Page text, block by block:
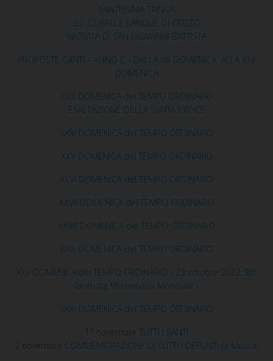
SANTISSIMA TRINITÀ
SS. CORPO E SANGUE DI CRISTO
NATIVITÀ DI SAN GIOVANNI BATTISTA
PROPOSTE CANTI – ANNO C - DALLA XIII DOMENICA ALLA XXII
DOMENICA
XXIII DOMENICA del TEMPO ORDINARIO
ESALTAZIONE DELLA SANTA CROCE
XXIV DOMENICA del TEMPO ORDINARIO
XXV DOMENICA del TEMPO ORDINARIO
XXVI DOMENICA del TEMPO ORDINARIO
XXVII DOMENICA del TEMPO ORDINARIO
XXVIII DOMENICA del TEMPO ORDINARIO
XXIX DOMENICA del TEMPO ORDINARIO
XXX DOMENICA del TEMPO ORDINARIO
23 ottobre 2022: 96ª
Giornata Missionaria Mondiale
XXXI DOMENICA del TEMPO ORDINARIO
1° novembre TUTTI I SANTI
2 novembre COMMEMORAZIONE DI TUTTI I DEFUNTI (III Messa)